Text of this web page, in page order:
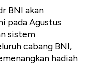
BNI akan
pada Agustus
sistem
cabang BNI,
hadiah